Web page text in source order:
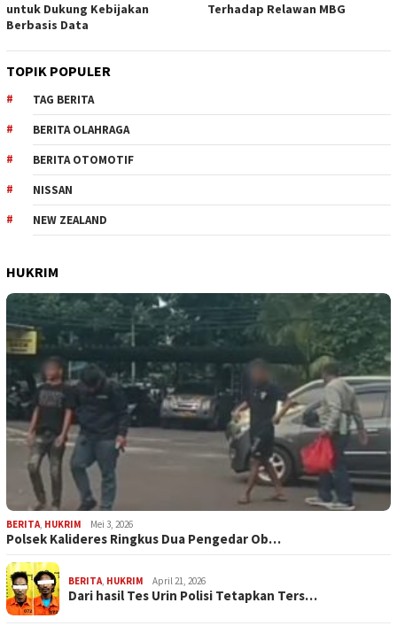
untuk Dukung Kebijakan
Berbasis Data
Terhadap Relawan MBG
TOPIK POPULER
TAG BERITA
BERITA OLAHRAGA
BERITA OTOMOTIF
NISSAN
NEW ZEALAND
HUKRIM
BERITA, HUKRIM Mei 3, 2026
Polsek Kalideres Ringkus Dua Pengedar Ob…
BERITA, HUKRIM April 21, 2026
Dari hasil Tes Urin Polisi Tetapkan Ters…